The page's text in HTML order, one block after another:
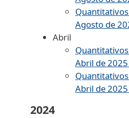
Agosto de
Abril
Abril de
Abril de
2024